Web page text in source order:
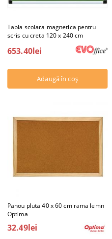
Tabla scolara magnetica pentru
scris cu creta 120 x 240 cm
653.40lei
Panou pluta 40 x 60 cm rama lemn
Optima
32.49lei